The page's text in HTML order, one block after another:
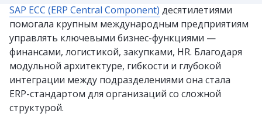
SAP ECC (ERP Central Component) десятилетиями
помогала крупным международным предприятиям
управлять ключевыми бизнес-функциями —
финансами, логистикой, закупками, HR. Благодаря
модульной архитектуре, гибкости и глубокой
интеграции между подразделениями она стала
ERP-стандартом для организаций со сложной
структурой.